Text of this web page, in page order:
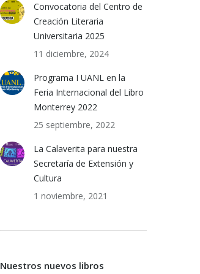
Convocatoria del Centro de
Creación Literaria
Universitaria 2025
11 diciembre, 2024
Programa I UANL en la
Feria Internacional del Libro
Monterrey 2022
25 septiembre, 2022
La Calaverita para nuestra
Secretaría de Extensión y
Cultura
1 noviembre, 2021
Nuestros nuevos libros